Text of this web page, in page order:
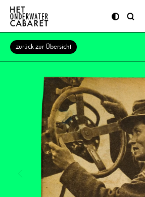
zurück zur Übersicht